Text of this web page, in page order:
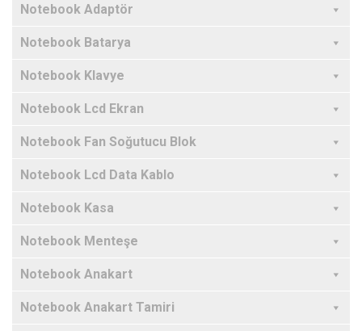
Notebook Adaptör
Notebook Batarya
Notebook Klavye
Notebook Lcd Ekran
Notebook Fan Soğutucu Blok
Notebook Lcd Data Kablo
Notebook Kasa
Notebook Menteşe
Notebook Anakart
Notebook Anakart Tamiri